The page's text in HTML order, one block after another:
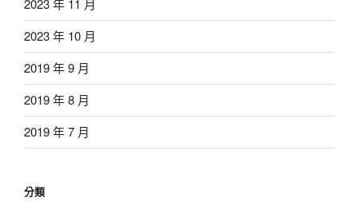
2023 年 11 月
2023 年 10 月
2019 年 9 月
2019 年 8 月
2019 年 7 月
分類